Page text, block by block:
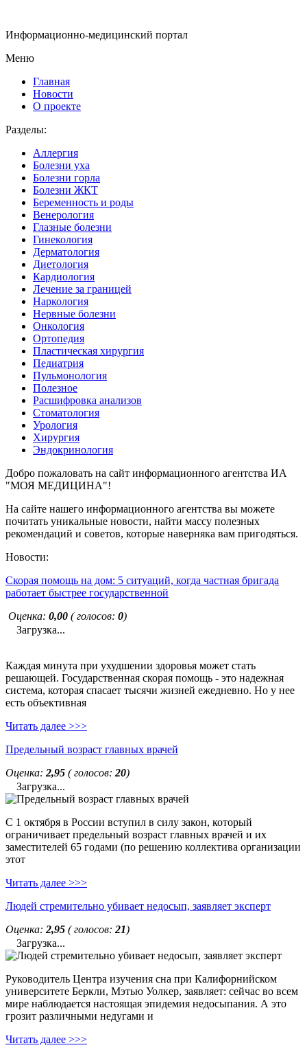
Информационно-медицинский портал
Меню
Главная
Новости
О проекте
Разделы:
Аллергия
Болезни уха
Болезни горла
Болезни ЖКТ
Беременность и роды
Венерология
Глазные болезни
Гинекология
Дерматология
Диетология
Кардиология
Лечение за границей
Наркология
Нервные болезни
Онкология
Ортопедия
Пластическая хирургия
Педиатрия
Пульмонология
Полезное
Расшифровка анализов
Стоматология
Урология
Хирургия
Эндокринология
Добро пожаловать на сайт информационного агентства ИА
"МОЯ МЕДИЦИНА"!
На сайте нашего информационного агентства вы можете
почитать уникальные новости, найти массу полезных
рекомендаций и советов, которые наверняка вам пригодяться.
Новости:
Скорая помощь на дом: 5 ситуаций, когда частная бригада
работает быстрее государственной
Оценка: 0,00 ( голосов: 0)
Загрузка...
Каждая минута при ухудшении здоровья может стать
решающей. Государственная скорая помощь - это надежная
система, которая спасает тысячи жизней ежедневно. Но у нее
есть объективная
Читать далее >>>
Предельный возраст главных врачей
Оценка: 2,95 ( голосов: 20)
Загрузка...
С 1 октября в России вступил в силу закон, который
ограничивает предельный возраст главных врачей и их
заместителей 65 годами (по решению коллектива организации
этот
Читать далее >>>
Людей стремительно убивает недосып, заявляет эксперт
Оценка: 2,95 ( голосов: 21)
Загрузка...
Руководитель Центра изучения сна при Калифорнийском
университете Беркли, Мэтью Уолкер, заявляет: сейчас во всем
мире наблюдается настоящая эпидемия недосыпания. А это
грозит различными недугами и
Читать далее >>>